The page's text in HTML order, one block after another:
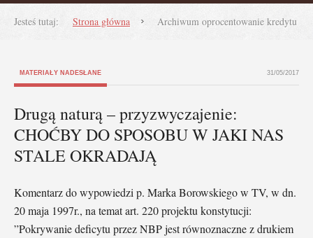
Jesteś tutaj: Strona główna Archiwum oprocentowanie kredytu
MATERIAŁY NADESŁANE 31/05/2017
Drugą naturą – przyzwyczajenie:
CHOĆBY DO SPOSOBU W JAKI NAS
STALE OKRADAJĄ
Komentarz do wypowiedzi p. Marka Borowskiego w TV, w dn.
20 maja 1997r., na temat art. 220 projektu konstytucji:
”Pokrywanie deficytu przez NBP jest równoznaczne z drukiem